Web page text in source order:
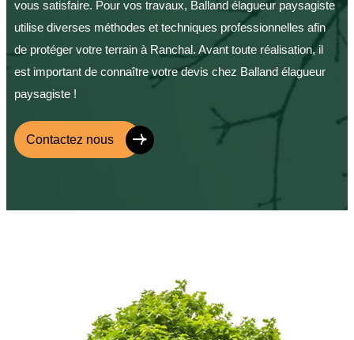
vous satisfaire. Pour vos travaux, Balland élagueur paysagiste
utilise diverses méthodes et techniques professionnelles afin
de protéger votre terrain à Ranchal. Avant toute réalisation, il
est important de connaître votre devis chez Balland élagueur
paysagiste !
Contactez nous